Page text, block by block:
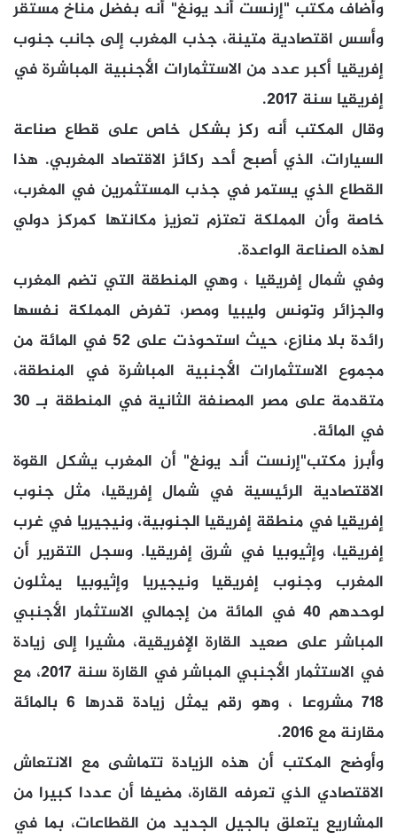
وأضاف مكتب "إرنست أند يونغ" أنه بفضل مناخ مستقر
وأسس اقتصادية متينة، جذب المغرب إلى جانب جنوب
إفريقيا أكبر عدد من الاستثمارات الأجنبية المباشرة في
إفريقيا سنة 2017.
وقال المكتب أنه ركز بشكل خاص على قطاع صناعة
السيارات، الذي أصبح أحد ركائز الاقتصاد المغربي. هذا
القطاع الذي يستمر في جذب المستثمرين في المغرب،
خاصة وأن المملكة تعتزم تعزيز مكانتها كمركز دولي
لهذه الصناعة الواعدة.
وفي شمال إفريقيا ، وهي المنطقة التي تضم المغرب
والجزائر وتونس وليبيا ومصر، تفرض المملكة نفسها
رائدة بلا منازع، حيث استحوذت على 52 في المائة من
مجموع الاستثمارات الأجنبية المباشرة في المنطقة،
متقدمة على مصر المصنفة الثانية في المنطقة بـ 30
في المائة.
وأبرز مكتب"إرنست أند يونغ" أن المغرب يشكل القوة
الاقتصادية الرئيسية في شمال إفريقيا، مثل جنوب
إفريقيا في منطقة إفريقيا الجنوبية، ونيجيريا في غرب
إفريقيا، وإثيوبيا في شرق إفريقيا. وسجل التقرير أن
المغرب وجنوب إفريقيا ونيجيريا وإثيوبيا يمثلون
لوحدهم 40 في المائة من إجمالي الاستثمار الأجنبي
المباشر على صعيد القارة الإفريقية، مشيرا إلى زيادة
في الاستثمار الأجنبي المباشر في القارة سنة 2017، مع
718 مشروعا ، وهو رقم يمثل زيادة قدرها 6 بالمائة
مقارنة مع 2016.
وأوضح المكتب أن هذه الزيادة تتماشى مع الانتعاش
الاقتصادي الذي تعرفه القارة، مضيفا أن عددا كبيرا من
المشاريع يتعلق بالجيل الجديد من القطاعات، بما في